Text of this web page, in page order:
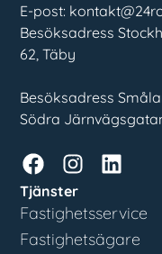
E-post:
Besöksadress
62, Täby
Besöksadress
Södra
Tjänster
Fastighetsservice
Fastighetsägare